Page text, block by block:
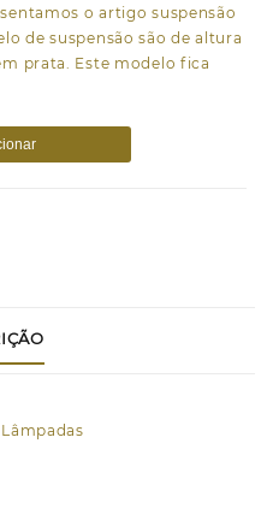
o artigo suspensão
de suspensão são de altura
prata. Este modelo fica